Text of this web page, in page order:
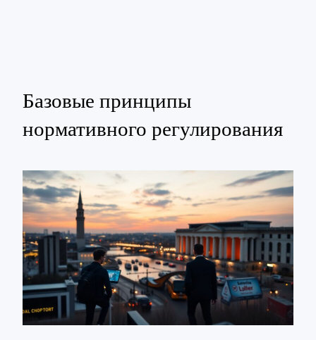
Базовые принципы
нормативного регулирования